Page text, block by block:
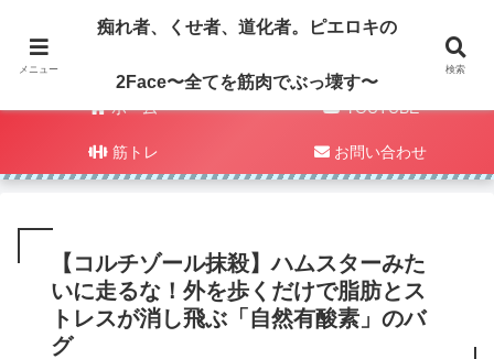
ホーム YOUTUBE
筋トレ お問い合わせ
【コルチゾール抹殺】ハムスターみた
いに走るな！外を歩くだけで脂肪とス
トレスが消し飛ぶ「自然有酸素」のバ
グ
メニュー
痴れ者、くせ者、道化者。ピエロキの
2Face〜全てを筋肉でぶっ壊す〜
検索